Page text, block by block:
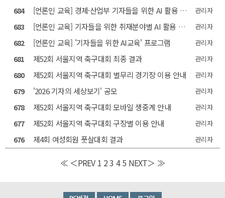
684 [언론인 교육] 경제·산업부 기자들을 위한 AI 활용 교육 관리자
683 [언론인 교육] 기자들을 위한 취재분야별 AI 활용 교육 관리자
682 [언론인 교육] '기자들을 위한 AI교육' 프로그램 관리자
681 제52회 서울지역 축구대회 최종 결과 관리자
680 제52회 서울지역 축구대회 별무리 경기장 이용 안내 관리자
679 '2026 기자의 세상보기' 공모 관리자
678 제52회 서울지역 축구대회 모바일 생중계 안내 관리자
677 제52회 서울지역 축구대회 구장별 이용 안내 관리자
676 제4회 여성회원 풋살대회 결과 관리자
≪ ＜PREV 1 23 4 5 NEXT＞ ≫